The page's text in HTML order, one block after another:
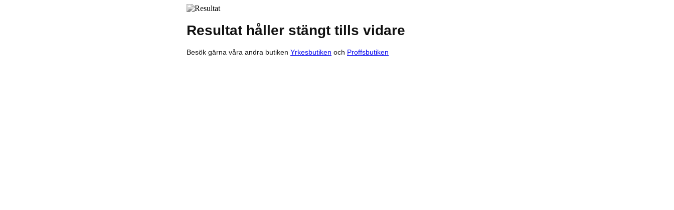
Resultat håller stängt tills vidare
Besök gärna våra andra butiken Yrkesbutiken och Proffsbutiken